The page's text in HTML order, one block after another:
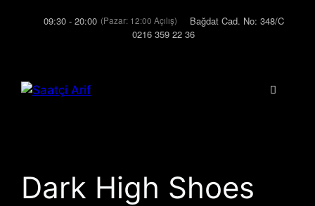
09:30 - 20:00 (Pazar: 12:00 Açılış)
Bağdat Cad. No: 348/C
0216 359 22 36
Dark High Shoes